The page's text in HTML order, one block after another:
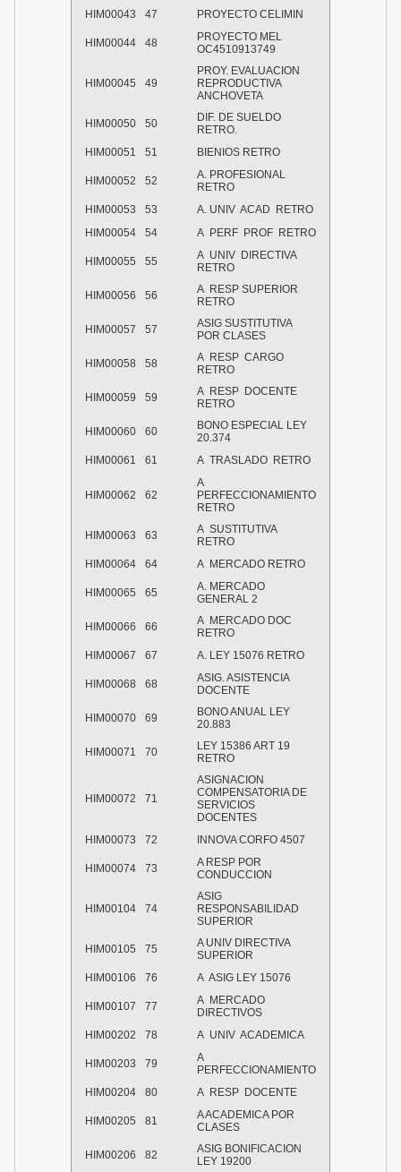
HIM00043
47 PROYECTO CELIMIN
HIM00044 48
PROYECTO MEL
OC4510913749
HIM00045 49
PROY. EVALUACION
REPRODUCTIVA
ANCHOVETA
HIM00050 50
DIF. DE SUELDO
RETRO.
HIM00051
51 BIENIOS RETRO
HIM00052 52
A. PROFESIONAL
RETRO
HIM00053
53
A. UNIV ACAD RETRO
HIM00054
54 A PERF PROF RETRO
HIM00055 55
A UNIV DIRECTIVA
RETRO
HIM00056 56
A RESP SUPERIOR
RETRO
HIM00057 57
ASIG SUSTITUTIVA
POR CLASES
HIM00058 58
A RESP CARGO
RETRO
HIM00059 59
A RESP DOCENTE
RETRO
HIM00060 60
BONO ESPECIAL LEY
20.374
HIM00061
61 A TRASLADO RETRO
HIM00062 62
A
PERFECCIONAMIENTO
RETRO
HIM00063 63
A SUSTITUTIVA
RETRO
HIM00064
64 A MERCADO RETRO
HIM00065 65
A. MERCADO
GENERAL 2
HIM00066 66
A MERCADO DOC
RETRO
HIM00067
67 A. LEY 15076 RETRO
HIM00068 68
ASIG. ASISTENCIA
DOCENTE
HIM00070 69
BONO ANUAL LEY
20.883
HIM00071 70
LEY 15386 ART 19
RETRO
HIM00072 71
ASIGNACION
COMPENSATORIA DE
SERVICIOS
DOCENTES
HIM00073
72 INNOVA CORFO 4507
HIM00074 73
A RESP POR
CONDUCCION
HIM00104 74
ASIG
RESPONSABILIDAD
SUPERIOR
HIM00105 75
A UNIV DIRECTIVA
SUPERIOR
HIM00106
76 A ASIG LEY 15076
HIM00107 77
A MERCADO
DIRECTIVOS
HIM00202
78 A UNIV ACADEMICA
HIM00203 79
A
PERFECCIONAMIENTO
HIM00204
80 A RESP DOCENTE
HIM00205 81
A ACADEMICA POR
CLASES
HIM00206 82
ASIG BONIFICACION
LEY 19200